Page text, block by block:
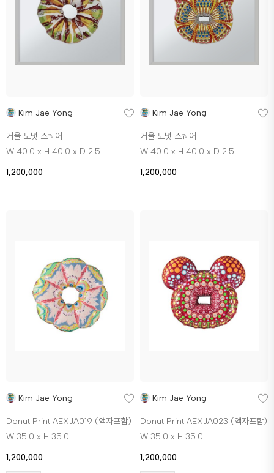
Kim Jae Yong
거울 도넛 스퀘어
W 40.0 x H 40.0 x D 2.5
1,200,000
Kim Jae Yong
거울 도넛 스퀘어
W 40.0 x H 40.0 x D 2.5
1,200,000
Kim Jae Yong
Donut Print AEXJA019 (액자포함)
W 35.0 x H 35.0
1,200,000
Kim Jae Yong
Donut Print AEXJA023 (액자포함)
W 35.0 x H 35.0
1,200,000